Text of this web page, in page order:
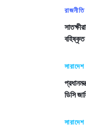
রাজনীতি
বহিষ্কৃত
সারাদেশ
ডিসি
সারাদেশ